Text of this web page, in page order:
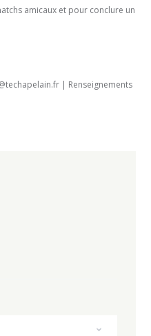
amicaux et pour conclure un
| Renseignements